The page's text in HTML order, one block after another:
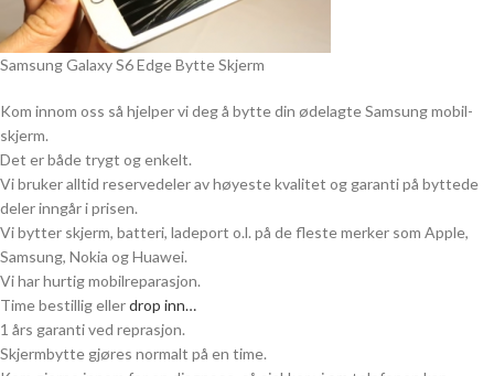
Samsung Galaxy S6 Edge Bytte Skjerm
Kom innom oss så hjelper vi deg å bytte din ødelagte Samsung mobil-
skjerm.
Det er både trygt og enkelt.
Vi bruker alltid reservedeler av høyeste kvalitet og garanti på byttede
deler inngår i prisen.
Vi bytter skjerm, batteri, ladeport o.l. på de fleste merker som Apple,
Samsung, Nokia og Huawei.
Vi har hurtig mobilreparasjon.
Time bestillig ellerdrop inn…
1 års garanti ved reprasjon.
Skjermbytte gjøres normalt på en time.